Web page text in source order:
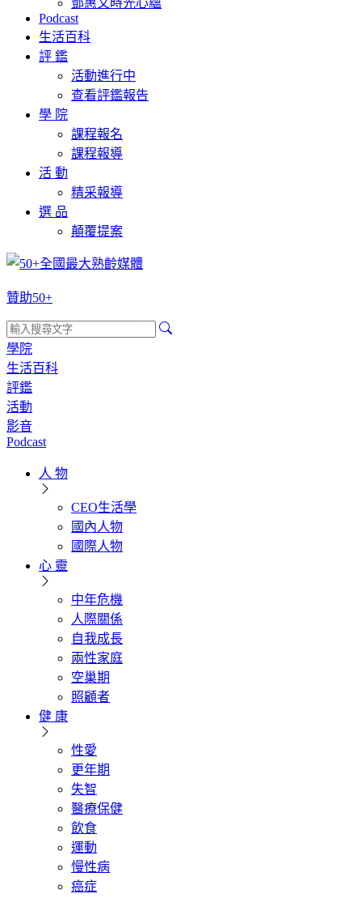
鄧惠文時光心蘊
Podcast
生活百科
評 鑑
活動進行中
查看評鑑報告
學 院
課程報名
課程報導
活 動
精采報導
選 品
顛覆提案
贊助50+
學院
生活百科
評鑑
活動
影音
Podcast
人 物
CEO生活學
國內人物
國際人物
心 靈
中年危機
人際關係
自我成長
兩性家庭
空巢期
照顧者
健 康
性愛
更年期
失智
醫療保健
飲食
運動
慢性病
癌症